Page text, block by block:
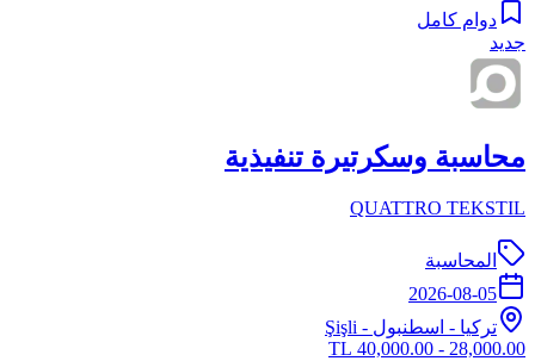
دوام كامل
جديد
محاسبة وسكرتيرة تنفيذية
QUATTRO TEKSTIL
المحاسبة
2026-08-05
تركيا - اسطنبول - Şişli
28,000.00 - 40,000.00 TL